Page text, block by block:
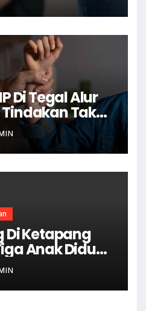
Di Tegal Alur
Tak
Di Ketapang
Anak Diduga
Tersangka